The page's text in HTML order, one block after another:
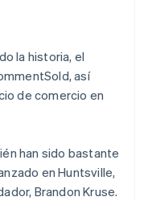
la historia, el
así
de comercio en
han sido bastante
en Huntsville,
Brandon Kruse.